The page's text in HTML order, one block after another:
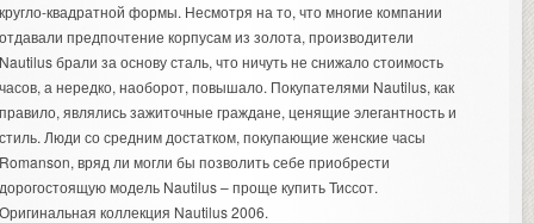
квадратной формы. Несмотря на то, что многие компании
предпочтение корпусам из золота, производители
брали за основу сталь, что ничуть не снижало стоимость
а нередко, наоборот, повышало. Покупателями Nautilus, как
являлись зажиточные граждане, ценящие элегантность и
Люди со средним достатком, покупающие женские часы
вряд ли могли бы позволить себе приобрести
модель Nautilus – проще купить Тиссот.
коллекция Nautilus 2006.